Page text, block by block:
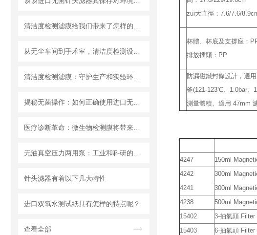
针头滤器有着以下几大特性
进口双氧水测试纸具有怎样的特点呢？
查看全部
zui大直徑：7.6/7.6/
杯體、杯底及支撐座：
排放插頭：PP
防漏磁鐵封條設計，適
釜(121-123℃、1.0bar、
測量體積、適用 47mm
4247
150ml
4242
300ml
4241
300ml
4238
500ml
15402
3-抽氣頭 Filter
15403
6-抽氣頭 Filter